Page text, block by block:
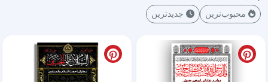
محبوب‌ترین جدیدترین